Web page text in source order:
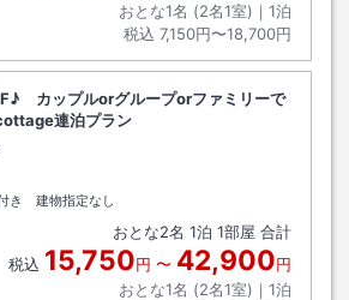
おとな1名 (2名1室)｜ 1泊
税込 7,150円〜18,700円
カップルorグループorファミリーで
連泊プラン
アウト
き 建物指定なし
おとな2名 1泊 1部屋 合計
税込 15,750円 〜 42,900円
おとな1名 (2名1室)｜ 1泊